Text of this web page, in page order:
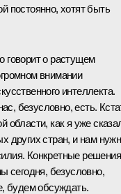
постоянно, хотят быть
говорит о растущем
внимании
интеллекта.
безусловно, есть.
области, как я уже
других стран, и нам
Конкретные
сегодня, безусловно,
будем обсуждать.